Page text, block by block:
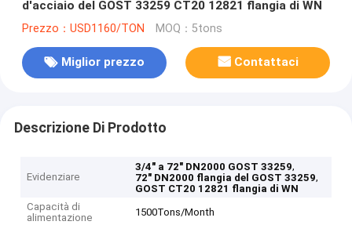
d'acciaio del GOST 33259 CT20 12821 flangia di WN
Prezzo：USD1160/TON MOQ：5tons
Miglior prezzo Contattaci
Descrizione Di Prodotto
Evidenziare
3/4" a 72" DN2000 GOST 33259,
72" DN2000 flangia del GOST 33259,
GOST CT20 12821 flangia di WN
Capacità di
alimentazione
1500Tons/Month